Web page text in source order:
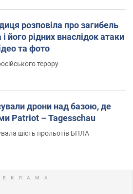
розповіла про загибель
його рідних внаслідок атаки
та фото
терору
дрони над базою, де
Patriot – Tagesschau
шість прольотів БПЛА